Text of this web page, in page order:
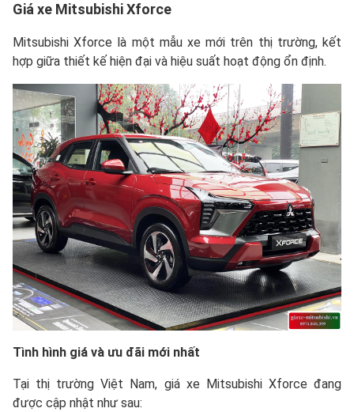
Giá xe Mitsubishi Xforce
Mitsubishi Xforce là một mẫu xe mới trên thị trường, kết
hợp giữa thiết kế hiện đại và hiệu suất hoạt động ổn định.
Tình hình giá và ưu đãi mới nhất
Tại thị trường Việt Nam, giá xe Mitsubishi Xforce đang
được cập nhật như sau: